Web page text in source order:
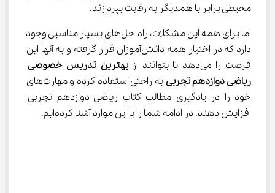
محیطی برابر با همدیگر به رقابت بپردازند.
اما برای همه این مشکلات، راه حل‌های بسیار مناسبی وجود
دارد که در اختیار همه دانش‌آموزان قرار گرفته و به آنها این
فرصت را می‌دهد تا بتوانند از
بهترین تدریس خصوصی
ریاضی دوازدهمتجربی
به راحتی استفاده کرده و مهارت‌های
خود را در یادگیری مطالب کتاب ریاضی دوازدهم تجربی
افزایش دهند. در ادامه شما را با این موارد آشنا کرده‌ایم.